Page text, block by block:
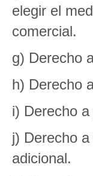
elegir el
comercial.
g) Derecho
h) Derecho
i) Derecho
j) Derecho
adicional.